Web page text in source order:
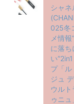
シャネ
025冬
メ情報
に落ち
い
プ「ル
ジュ
ウルト
ゥニュ